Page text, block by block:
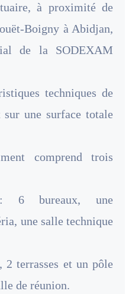
à proximité de
Boigny à Abidjan,
de la SODEXAM
techniques de
une surface totale
comprend trois
: 6 bureaux, une
une salle technique
2 terrasses et un pôle
de réunion.